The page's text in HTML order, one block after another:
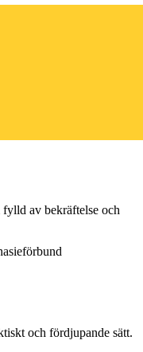
av bekräftelse och
och fördjupande sätt.